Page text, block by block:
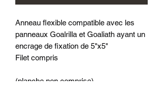
Anneau flexible compatible avec les
panneaux Goalrilla et Goaliath ayant un
encrage de fixation de 5"x5"
Filet compris
(planche non comprise)